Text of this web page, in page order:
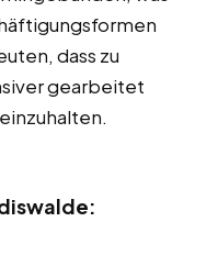
dass zu
gearbeitet